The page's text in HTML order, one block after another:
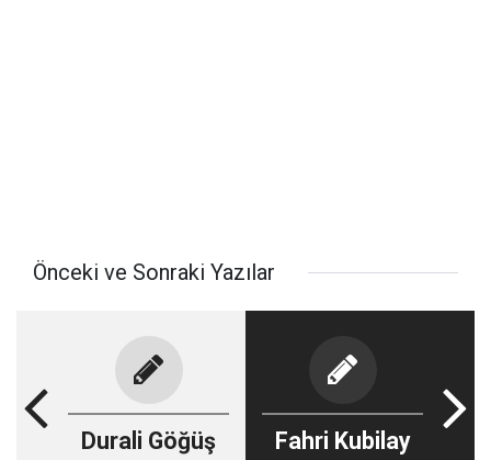
Önceki ve Sonraki Yazılar
Durali Göğüş Fahri Kubilay